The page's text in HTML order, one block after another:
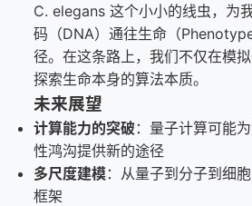
C. elegans 这个小小的线虫，为
码（DNA）通往生命（
径。在这条路上，我们不仅在模
探索生命本身的算法本质。
未来展望
计算能力的突破 ：量子计算可能
性鸿沟提供新的途径
多尺度建模：从量子到分子到细
框架